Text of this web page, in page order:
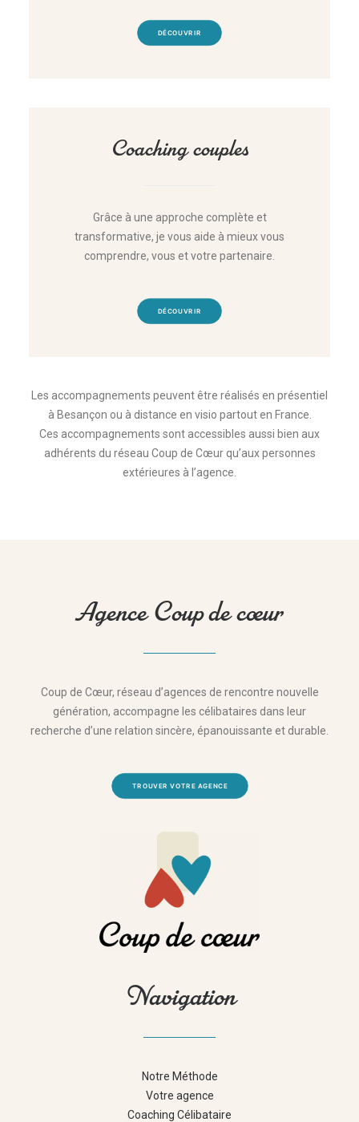
DÉCOUVRIR
Coaching couples
Grâce à une approche complète et
transformative, je vous aide à mieux vous
comprendre, vous et votre partenaire.
DÉCOUVRIR
Les accompagnements peuvent être réalisés en présentiel
à Besançon ou à distance en visio partout en France.
Ces accompagnements sont accessibles aussi bien aux
adhérents du réseau Coup de Cœur qu’aux personnes
extérieures à l’agence.
Agence Coup de cœur
Coup de Cœur, réseau d’agences de rencontre nouvelle
génération, accompagne les célibataires dans leur
recherche d’une relation sincère, épanouissante et durable.
TROUVER VOTRE AGENCE
Navigation
Notre Méthode
Votre agence
Coaching Célibataire